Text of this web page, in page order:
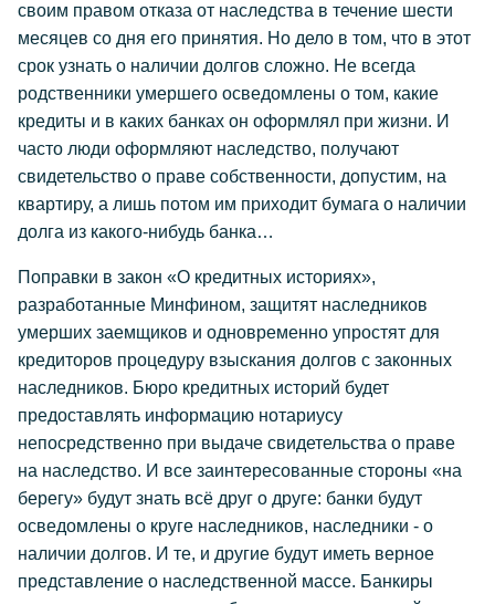
своим правом отказа от наследства в течение шести
месяцев со дня его принятия. Но дело в том, что в этот
срок узнать о наличии долгов сложно. Не всегда
родственники умершего осведомлены о том, какие
кредиты и в каких банках он оформлял при жизни. И
часто люди оформляют наследство, получают
свидетельство о праве собственности, допустим, на
квартиру, а лишь потом им приходит бумага о наличии
долга из какого-нибудь банка…
Поправки в закон «О кредитных историях»,
разработанные Минфином, защитят наследников
умерших заемщиков и одновременно упростят для
кредиторов процедуру взыскания долгов с законных
наследников. Бюро кредитных историй будет
предоставлять информацию нотариусу
непосредственно при выдаче свидетельства о праве
на наследство. И все заинтересованные стороны «на
берегу» будут знать всё друг о друге: банки будут
осведомлены о круге наследников, наследники - о
наличии долгов. И те, и другие будут иметь верное
представление о наследственной массе. Банкиры